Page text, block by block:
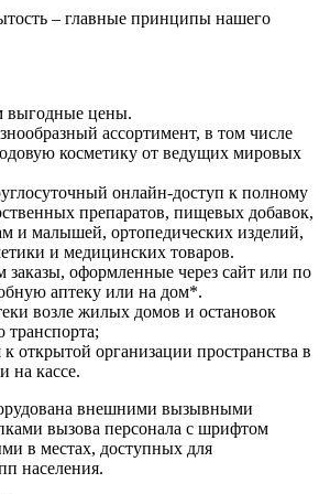
– главные принципы нашего
выгодные цены.
ассортимент, в том числе
косметику от ведущих мировых
онлайн-доступ к полному
препаратов, пищевых добавок,
и малышей, ортопедических изделий,
и медицинских товаров.
заказы, оформленные через сайт или по
аптеку или на дом*.
возле жилых домов и остановок
транспорта;
открытой организации пространства в
на кассе.
внешними вызывными
вызова персонала с шрифтом
в местах, доступных для
населения.